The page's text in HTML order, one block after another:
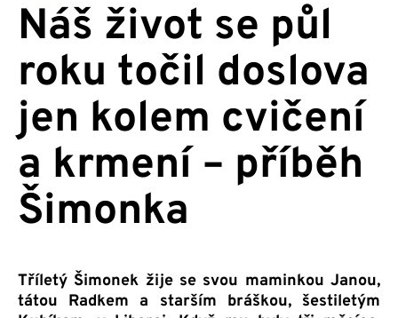
Náš život se půl
roku točil doslova
jen kolem cvičení
a krmení – příběh
Šimonka
Tříletý Šimonek žije se svou maminkou Janou,
tátou Radkem a starším bráškou, šestiletým